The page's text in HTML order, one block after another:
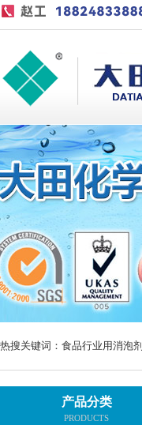
热搜关键词： 食品行业用消泡剂
产品分类
PRODUCTS